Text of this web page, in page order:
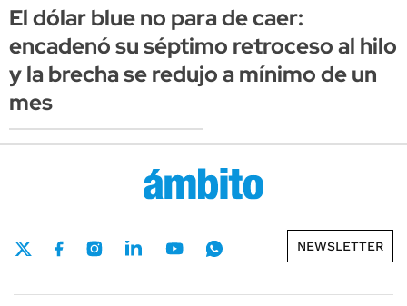
El dólar blue no para de caer:
encadenó su séptimo retroceso al hilo
y la brecha se redujo a mínimo de un
mes
NEWSLETTER